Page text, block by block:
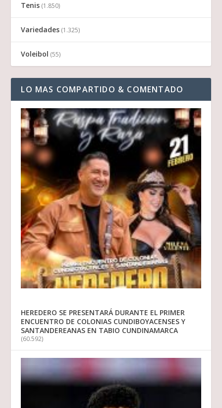
Tenis (1.850)
Variedades (1.325)
Voleibol (55)
LO MAS COMPARTIDO & COMENTADO
HEREDERO SE PRESENTARÁ DURANTE EL PRIMER
ENCUENTRO DE COLONIAS CUNDIBOYACENSES Y
SANTANDEREANAS EN TABIO CUNDINAMARCA
(60.592)